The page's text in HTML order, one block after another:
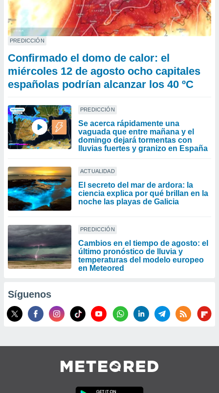
PREDICCIÓN
Confirmado el domo de calor: el
miércoles 12 de agosto ocho capitales
españolas podrían alcanzar los 40 ºC
PREDICCIÓN
Se acerca rápidamente una
vaguada que entre mañana y el
domingo dejará tormentas con
lluvias fuertes y granizo en España
ACTUALIDAD
El secreto del mar de ardora: la
ciencia explica por qué brillan en la
noche las playas de Galicia
PREDICCIÓN
Cambios en el tiempo de agosto: el
último pronóstico de lluvia y
temperaturas del modelo europeo
en Meteored
Síguenos